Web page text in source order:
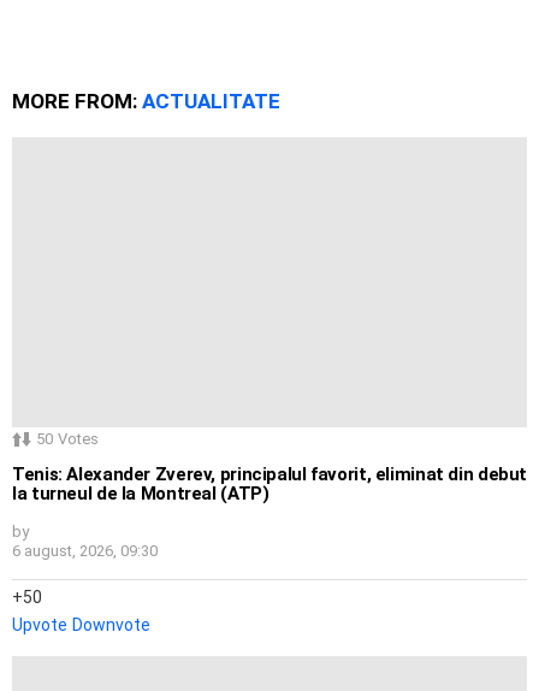
MORE FROM: ACTUALITATE
50 Votes
Tenis: Alexander Zverev, principalul favorit, eliminat din debut
la turneul de la Montreal (ATP)
by
6 august, 2026, 09:30
50
Upvote Downvote